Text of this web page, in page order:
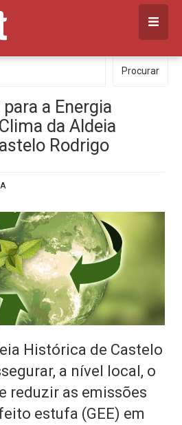
Procurar
a Energia
da Aldeia
Rodrigo
Histórica de Castelo
a nível local, o
reduzir as emissões
estufa (GEE) em